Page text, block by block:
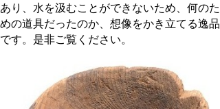
あり、水を汲むことができないため、何のた
めの道具だったのか、想像をかき立てる逸品
です。是非ご覧ください。